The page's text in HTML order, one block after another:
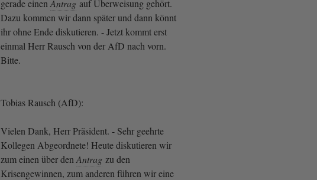
gerade einen Antrag auf Überweisung gehört.
Dazu kommen wir dann später und dann könnt
ihr ohne Ende diskutieren. - Jetzt kommt erst
einmal Herr Rausch von der AfD nach vorn.
Bitte.
Tobias Rausch (AfD):
Vielen Dank, Herr Präsident. - Sehr geehrte
Kollegen Abgeordnete! Heute diskutieren wir
zum einen über den Antrag zu den
Krisengewinnen, zum anderen führen wir eine